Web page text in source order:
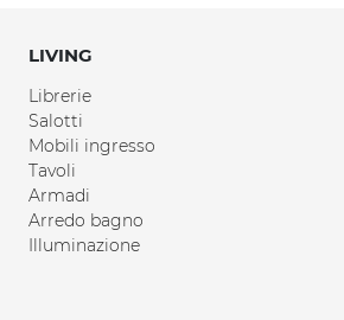
LIVING
Librerie
Salotti
Mobili ingresso
Tavoli
Armadi
Arredo bagno
Illuminazione